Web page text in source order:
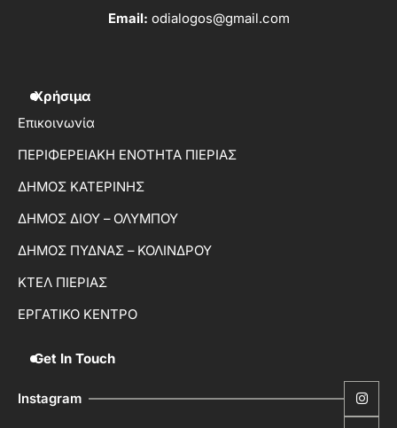
Email: odialogos@gmail.com
Χρήσιμα
Επικοινωνία
ΠΕΡΙΦΕΡΕΙΑΚΗ ΕΝΟΤΗΤΑ ΠΙΕΡΙΑΣ
ΔΗΜΟΣ ΚΑΤΕΡΙΝΗΣ
ΔΗΜΟΣ ΔΙΟΥ – ΟΛΥΜΠΟΥ
ΔΗΜΟΣ ΠΥΔΝΑΣ – ΚΟΛΙΝΔΡΟΥ
ΚΤΕΛ ΠΙΕΡΙΑΣ
ΕΡΓΑΤΙΚΟ ΚΕΝΤΡΟ
Get In Touch
Instagram